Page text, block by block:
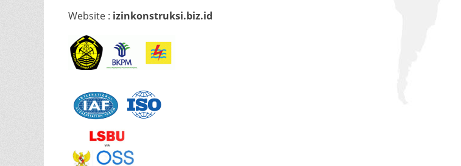
Website : izinkonstruksi.biz.id